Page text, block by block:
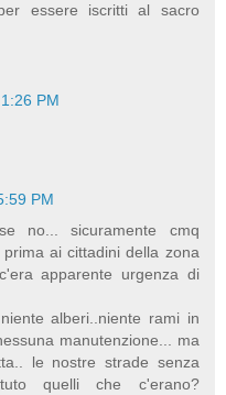
essere iscritti al sacro
PM
PM
no... sicuramente cmq
ai cittadini della zona
apparente urgenza di
alberi..niente rami in
manutenzione... ma
le nostre strade senza
quelli che c'erano?